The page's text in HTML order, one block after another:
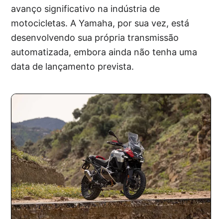
avanço significativo na indústria de
motocicletas. A Yamaha, por sua vez, está
desenvolvendo sua própria transmissão
automatizada, embora ainda não tenha uma
data de lançamento prevista.